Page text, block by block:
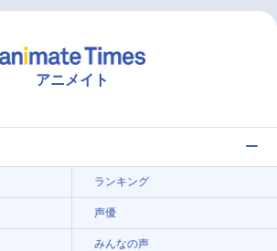
アニメイト
ランキング
声優
みんなの声